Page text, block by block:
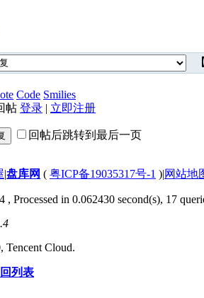
Code Smilies
帖 登录 | 立即注册
回帖后跳转到最后一页
|盘库网 ( 粤ICP备19035317号-1 )|网站地
, Processed in 0.062430 second(s), 17
Tencent Cloud.
列表